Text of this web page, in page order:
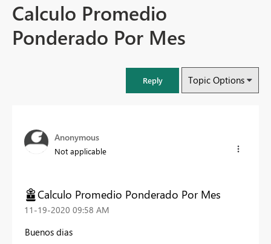
Calculo Promedio
Ponderado Por Mes
Reply Topic Options
Anonymous
Not applicable
Calculo Promedio Ponderado Por Mes
‎11-19-2020 09:58 AM
Buenos dias